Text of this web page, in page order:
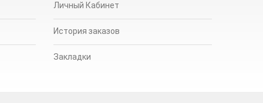
Личный Кабинет
История заказов
Закладки